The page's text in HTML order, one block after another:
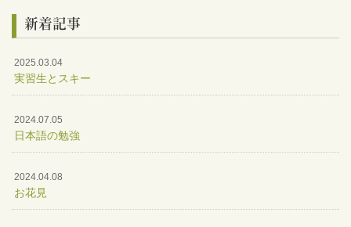
新着記事
2025.03.04
実習生とスキー
2024.07.05
日本語の勉強
2024.04.08
お花見